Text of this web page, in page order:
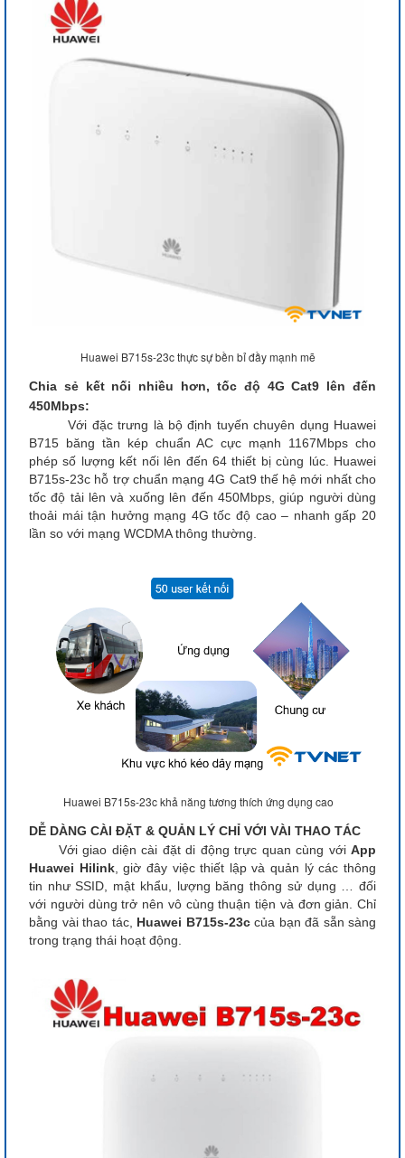
Huawei B715s-23c thực sự bền bỉ đầy mạnh mẽ
Chia sẻ kết nối nhiều hơn, tốc độ 4G Cat9 lên đến
450Mbps:
Với đặc trưng là bộ định tuyến chuyên dụng Huawei
B715 băng tần kép chuẩn AC cực mạnh 1167Mbps cho
phép số lượng kết nối lên đến 64 thiết bị cùng lúc. Huawei
B715s-23c hỗ trợ chuẩn mạng 4G Cat9 thế hệ mới nhất cho
tốc độ tải lên và xuống lên đến 450Mbps, giúp người dùng
thoải mái tận hưởng mạng 4G tốc độ cao – nhanh gấp 20
lần so với mạng WCDMA thông thường.
Huawei B715s-23c khả năng tương thích ứng dụng cao
DỄ DÀNG CÀI ĐẶT & QUẢN LÝ CHỈ VỚI VÀI THAO TÁC
Với giao diện cài đặt di động trực quan cùng với App
Huawei Hilink, giờ đây việc thiết lập và quản lý các thông
tin như SSID, mật khẩu, lượng băng thông sử dụng … đối
với người dùng trở nên vô cùng thuận tiện và đơn giản. Chỉ
bằng vài thao tác, Huawei B715s-23c của bạn đã sẵn sàng
trong trạng thái hoạt động.